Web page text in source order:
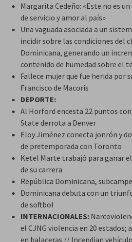
Margarita Cedeño: «Este no es
de servicio y amor al país»
Una vaguada asociada a un
incidir sobre las condiciones del
Dominicana, generando un
contenido de humedad sobre el
Fallece mujer que fue herida por
Francisco de Macorís
DEPORTE:
Al Horford encesta 22 puntos
State derrota a Denver
Eloy Jiménez conecta jonrón y
de pretemporada con Toronto
Ketel Marte trabajó para ganar
de su carrera
República Dominicana,
Dominicana debuta con un
de softbol
INTERNACIONALES:
el CJNG violencia en 20 estados;
en balaceras // Incendian